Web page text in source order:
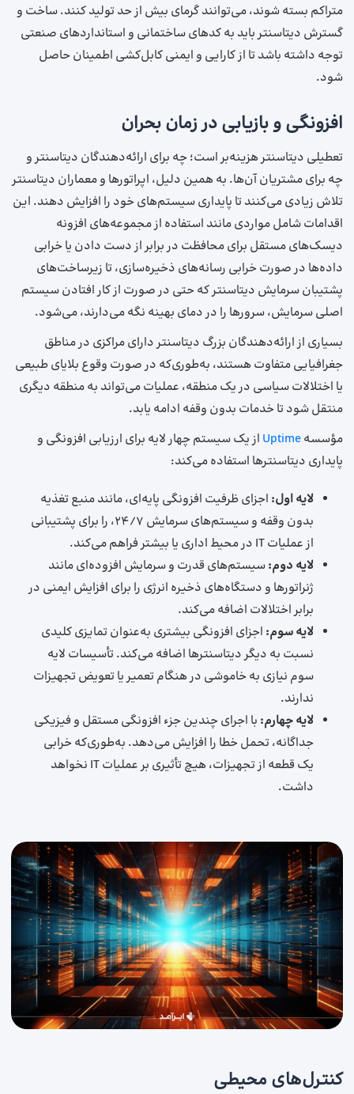
متراکم بسته شوند، می‌توانند گرمای بیش از حد تولید کنند. ساخت و
گسترش دیتاسنتر باید به کدهای ساختمانی و استانداردهای صنعتی
توجه داشته باشد تا از کارایی و ایمنی کابل‌کشی اطمینان حاصل
شود.
افزونگی و بازیابی در زمان بحران
تعطیلی دیتاسنتر هزینه‌بر است؛ چه برای ارائه‌دهندگان دیتاسنتر و
چه برای مشتریان آن‌ها. به همین دلیل، اپراتورها و معماران دیتاسنتر
تلاش زیادی می‌کنند تا پایداری سیستم‌های خود را افزایش دهند. این
اقدامات شامل مواردی مانند استفاده از مجموعه‌های افزونه
دیسک‌های مستقل برای محافظت در برابر از دست دادن یا خرابی
داده‌ها در صورت خرابی رسانه‌های ذخیره‌سازی، تا زیرساخت‌های
پشتیبان سرمایش دیتاسنتر که حتی در صورت از کار افتادن سیستم
اصلی سرمایش، سرورها را در دمای بهینه نگه می‌دارند، می‌شود.
بسیاری از ارائه‌دهندگان بزرگ دیتاسنتر دارای مراکزی در مناطق
جغرافیایی متفاوت هستند، به‌طوری‌که در صورت وقوع بلایای طبیعی
یا اختلالات سیاسی در یک منطقه، عملیات می‌تواند به منطقه دیگری
منتقل شود تا خدمات بدون وقفه ادامه یابد.
مؤسسهUptime از یک سیستم چهار لایه برای ارزیابی افزونگی و
پایداری دیتاسنترها استفاده می‌کند:
لایه اول: اجزای ظرفیت افزونگی پایه‌ای، مانند منبع تغذیه
بدون وقفه و سیستم‌های سرمایش 24/7، را برای پشتیبانی
از عملیات IT در محیط اداری یا بیشتر فراهم می‌کند.
لایه دوم:سیستم‌های قدرت و سرمایش افزوده‌ای مانند
ژنراتورها و دستگاه‌های ذخیره انرژی را برای افزایش ایمنی در
برابر اختلالات اضافه می‌کند.
لایه سوم: اجزای افزونگی بیشتری به‌عنوان تمایزی کلیدی
نسبت به دیگر دیتاسنترها اضافه می‌کند. تأسیسات لایه
سوم نیازی به خاموشی در هنگام تعمیر یا تعویض تجهیزات
ندارند.
لایه چهارم: با اجرای چندین جزء افزونگی مستقل و فیزیکی
جداگانه، تحمل خطا را افزایش می‌دهد. به‌طوری‌که خرابی
یک قطعه از تجهیزات، هیچ تأثیری بر عملیات IT نخواهد
داشت.
کنترل‌های محیطی